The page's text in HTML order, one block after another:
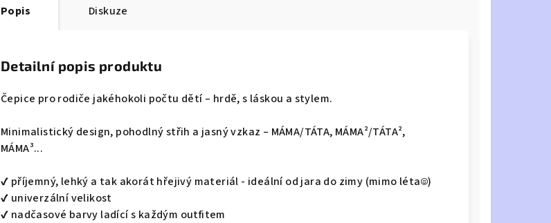
Popis Diskuze
Detailní popis produktu
Čepice pro rodiče jakéhokoli počtu dětí – hrdě, s láskou a stylem.
Minimalistický design, pohodlný střih a jasný vzkaz – MÁMA/TÁTA, MÁMA²/TÁTA²,
MÁMA³...
✔️ příjemný, lehký a tak akorát hřejivý materiál - ideální od jara do zimy (mimo léta☺️)
✔️ univerzální velikost
✔️ nadčasové barvy ladící s každým outfitem